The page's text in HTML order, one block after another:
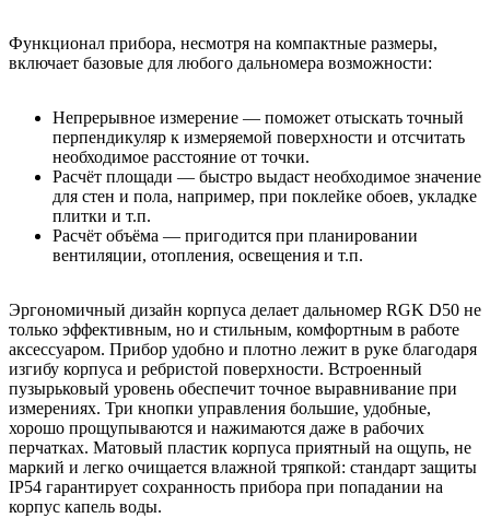
Функционал прибора, несмотря на компактные размеры,
включает базовые для любого дальномера возможности:
Непрерывное измерение — поможет отыскать точный
перпендикуляр к измеряемой поверхности и отсчитать
необходимое расстояние от точки.
Расчёт площади — быстро выдаст необходимое значение
для стен и пола, например, при поклейке обоев, укладке
плитки и т.п.
Расчёт объёма — пригодится при планировании
вентиляции, отопления, освещения и т.п.
Эргономичный дизайн корпуса делает дальномер RGK D50 не
только эффективным, но и стильным, комфортным в работе
аксессуаром. Прибор удобно и плотно лежит в руке благодаря
изгибу корпуса и ребристой поверхности. Встроенный
пузырьковый уровень обеспечит точное выравнивание при
измерениях. Три кнопки управления большие, удобные,
хорошо прощупываются и нажимаются даже в рабочих
перчатках. Матовый пластик корпуса приятный на ощупь, не
маркий и легко очищается влажной тряпкой: стандарт защиты
IP54 гарантирует сохранность прибора при попадании на
корпус капель воды.